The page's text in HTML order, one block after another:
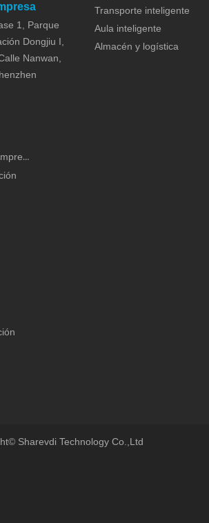
Transporte inteligente
Aula inteligente
Almacén y logística
1, Parque
Dongjiu I,
Nanwan,
Introducción de la empresa
Sharevdi Technology Co.,Ltd